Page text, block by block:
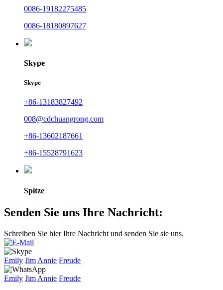
0086-19182275485
0086-18180897627
Skype
Skype
+86-13183827492
008@cdchuangrong.com
+86-13602187661
+86-15528791623
Spitze
Senden Sie uns Ihre Nachricht:
Schreiben Sie hier Ihre Nachricht und senden Sie sie uns.
Emily Jim Annie Freude
Emily Jim Annie Freude